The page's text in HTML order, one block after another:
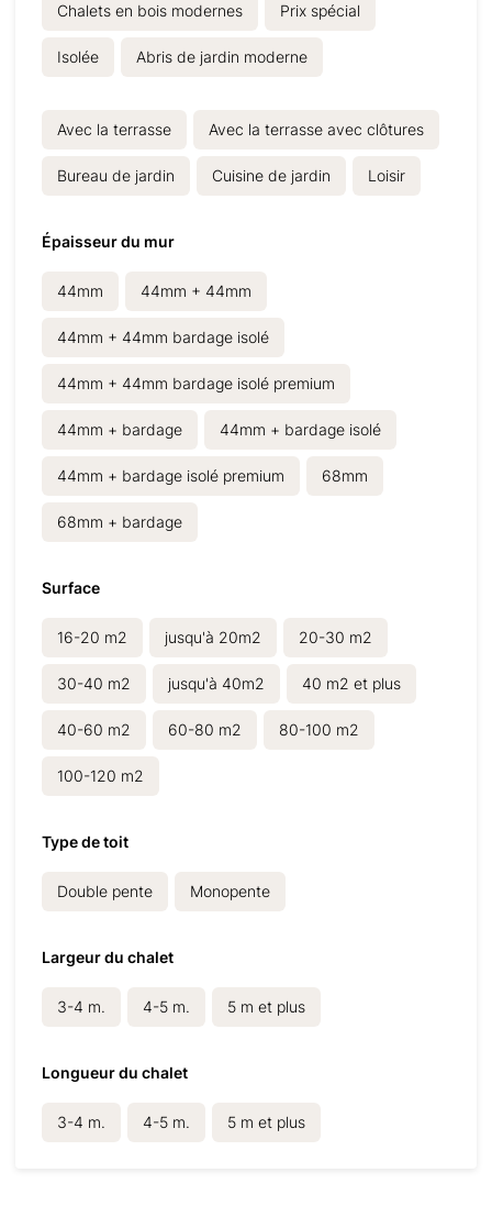
Chalets en bois modernes Prix spécial
Isolée Abris de jardin moderne
Avec la terrasse Avec la terrasse avec clôtures
Bureau de jardin Cuisine de jardin Loisir
Épaisseur du mur
44mm 44mm + 44mm
44mm + 44mm bardage isolé
44mm + 44mm bardage isolé premium
44mm + bardage 44mm + bardage isolé
44mm + bardage isolé premium 68mm
68mm + bardage
Surface
16-20 m2 jusqu'à 20m2 20-30 m2
30-40 m2 jusqu'à 40m2 40 m2 et plus
40-60 m2 60-80 m2 80-100 m2
100-120 m2
Type de toit
Double pente Monopente
Largeur du chalet
3-4 m. 4-5 m. 5 m et plus
Longueur du chalet
3-4 m. 4-5 m. 5 m et plus